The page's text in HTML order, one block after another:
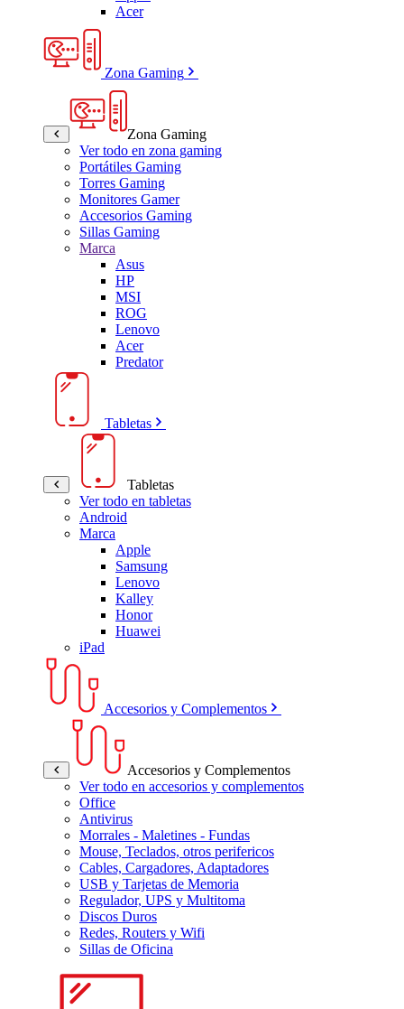
Acer
Zona Gaming
Zona Gaming
Ver todo en zona gaming
Portátiles Gaming
Torres Gaming
Monitores Gamer
Accesorios Gaming
Sillas Gaming
Marca
Asus
HP
MSI
ROG
Lenovo
Acer
Predator
Tabletas
Tabletas
Ver todo en tabletas
Android
Marca
Apple
Samsung
Lenovo
Kalley
Honor
Huawei
iPad
Accesorios y Complementos
Accesorios y Complementos
Ver todo en accesorios y complementos
Office
Antivirus
Morrales - Maletines - Fundas
Mouse, Teclados, otros perifericos
Cables, Cargadores, Adaptadores
USB y Tarjetas de Memoria
Regulador, UPS y Multitoma
Discos Duros
Redes, Routers y Wifi
Sillas de Oficina